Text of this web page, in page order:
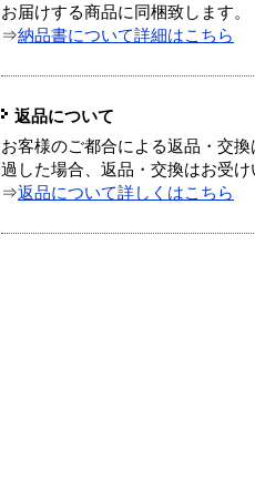
お届けする商品に同梱致します。
⇒納品書について詳細はこちら
返品について
お客様のご都合による返品・交
過した場合、返品・交換はお受け
⇒返品について詳しくはこちら